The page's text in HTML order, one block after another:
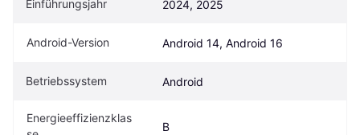
Einführungsjahr 2024, 2025
Android-Version Android 14, Android 16
Betriebssystem Android
Energieeffizienzklas
B